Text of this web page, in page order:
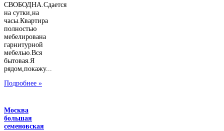
СВОБОДНА.Сдается
на сутки,на
часы.Квартира
полностью
мебелирована
гарнитурной
мебелью.Вся
бытовая.Я
рядом,покажу...
Подробнее »
Москва
большая
семеновская